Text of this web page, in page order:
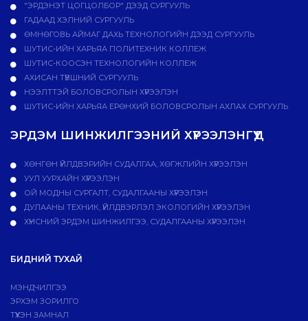
"ЭРДЭНЭТ ЦОГЦОЛБОР" ДЭЭД СУРГУУЛЬ
ГАДААД ХЭЛНИЙ СУРГУУЛЬ
ӨМНӨГОВЬ АЙМАГ ДАХЬ ТЕХНОЛОГИЙН ДЭЭД СУРГУУЛЬ
ШУТИС-ИЙН ХАРЬЯА ПОЛИТЕХНИК КОЛЛЕЖ
ШУТИС-КООСЭН ТЕХНОЛОГИЙН КОЛЛЕЖ
АХИСАН ТҮВШНИЙ СУРГУУЛЬ
НЭЭЛТТЭЙ БОЛОВСРОЛЫН ХҮРЭЭЛЭН
ШУТИС-ИЙН ХАРЬЯА ЕРӨНХИЙ БОЛОВСРОЛЫН АХЛАХ СУРГУУЛЬ
ЭРДЭМ ШИНЖИЛГЭЭНИЙ ХҮРЭЭЛЭНГҮҮД
ХӨНГӨН ҮЙЛДВЭРИЙН СУДАЛГАА, ХӨГЖЛИЙН ХҮРЭЭЛЭН
УУЛ УУРХАЙН ХҮРЭЭЛЭН
ОЙ МОДНЫ СУРГАЛТ, СУДАЛГААНЫ ХҮРЭЭЛЭН
ДУЛААНЫ ТЕХНИК, ҮЙЛДВЭРЛЭЛ ЭКОЛОГИЙН ХҮРЭЭЛЭН
ХҮНСНИЙ ЭРДЭМ ШИНЖИЛГЭЭ, СУДАЛГААНЫ ХҮРЭЭЛЭН
БИДНИЙ ТУХАЙ
МЭНДЧИЛГЭЭ
ЭРХЭМ ЗОРИЛГО
ТҮҮХЭН ЗАМНАЛ